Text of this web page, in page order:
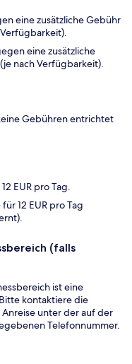
eine zusätzliche Gebühr
eine zusätzliche
nach Verfügbarkeit).
Gebühren entrichtet
EUR pro Tag.
12 EUR pro Tag
(falls
ist eine
kontaktiere die
unter der auf der
Telefonnummer.